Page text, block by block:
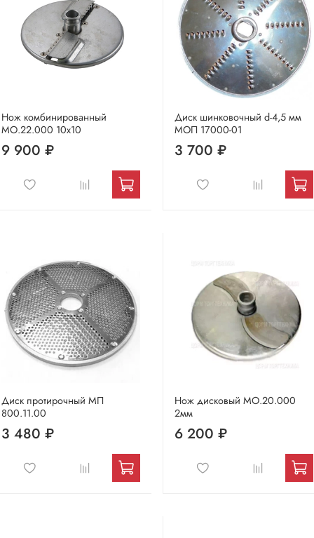
Нож комбинированный
МО.22.000 10х10
9 900 ₽
Диск шинковочный d-4,5 мм
МОП 17000-01
3 700 ₽
Диск протирочный МП
800.11.00
3 480 ₽
Нож дисковый МО.20.000
2мм
6 200 ₽